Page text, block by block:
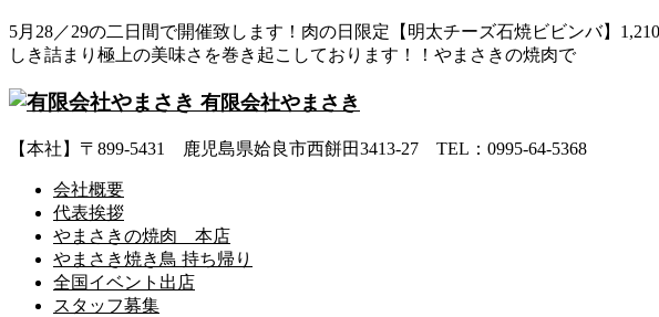
5月28／29の二日間で開催致します！肉の日限定【明太チーズ石焼ビビンバ】
しき詰まり極上の美味さを巻き起こしております！！やまさきの焼肉で
有限会社やまさき
【本社】〒899-5431 鹿児島県姶良市西餅田3413-27 TEL：0995-64-5368
会社概要
代表挨拶
やまさきの焼肉 本店
やまさき焼き鳥 持ち帰り
全国イベント出店
スタッフ募集